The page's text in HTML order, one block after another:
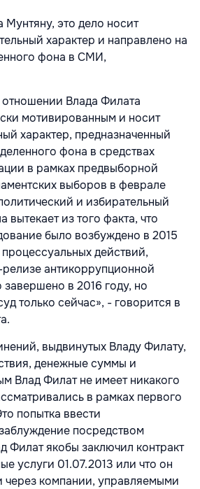
это дело носит
характер и направлено на
фона в СМИ,
Влада Филата
мотивированным и носит
характер, предназначенный
фона в средствах
в рамках предвыборной
выборов в феврале
и избирательный
вытекает из того факта, что
было возбуждено в 2015
действий,
антикоррупционной
в 2016 году, но
только сейчас», - говорится в
выдвинутых Владу Филату,
денежные суммы и
Влад Филат не имеет никакого
в рамках первого
попытка ввести
посредством
Филат якобы заключил контракт
услуги 01.07.2013 или что он
через компании, управляемыми